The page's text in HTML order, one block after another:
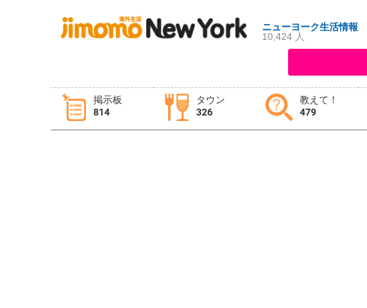
ニューヨーク生活情報
10,424 人
掲示板
814
タウン
326
教えて！
479
タウン情報